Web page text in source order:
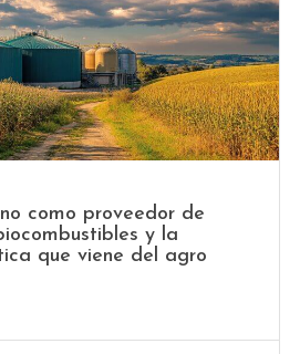
como proveedor de
y la
que viene del agro